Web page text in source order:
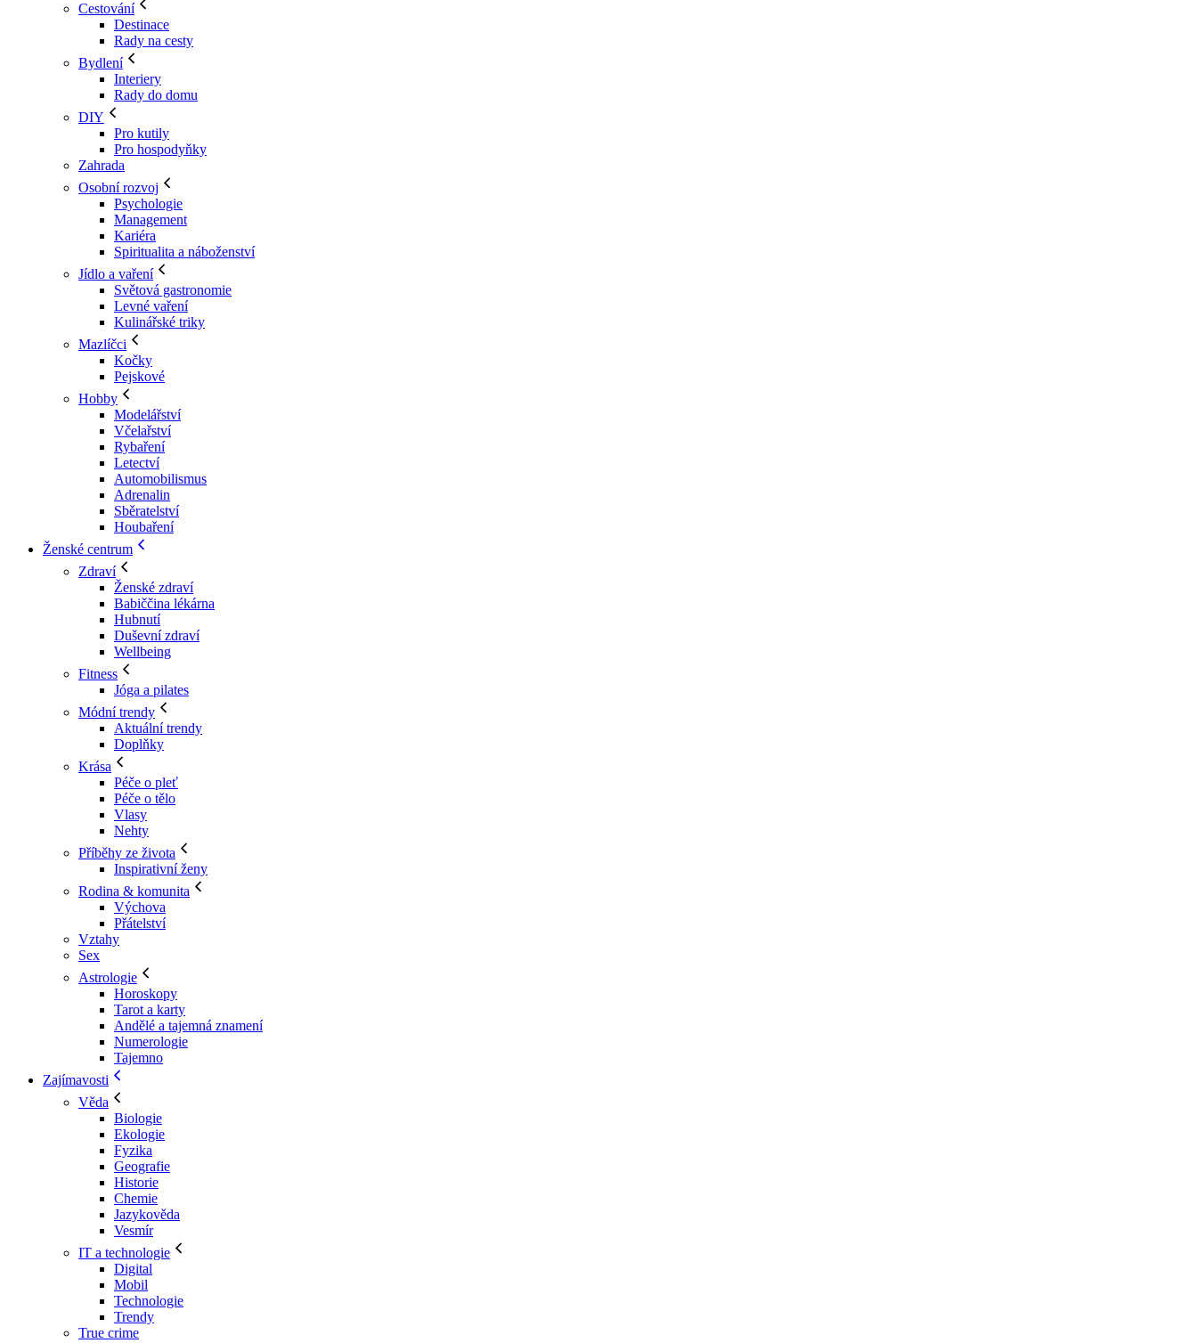
Cestování
Destinace
Rady na cesty
Bydlení
Interiery
Rady do domu
DIY
Pro kutily
Pro hospodyňky
Zahrada
Osobní rozvoj
Psychologie
Management
Kariéra
Spiritualita a náboženství
Jídlo a vaření
Světová gastronomie
Levné vaření
Kulinářské triky
Mazlíčci
Kočky
Pejskové
Hobby
Modelářství
Včelařství
Rybaření
Letectví
Automobilismus
Adrenalin
Sběratelství
Houbaření
Ženské centrum
Zdraví
Ženské zdraví
Babiččina lékárna
Hubnutí
Duševní zdraví
Wellbeing
Fitness
Jóga a pilates
Módní trendy
Aktuální trendy
Doplňky
Krása
Péče o pleť
Péče o tělo
Vlasy
Nehty
Příběhy ze života
Inspirativní ženy
Rodina & komunita
Výchova
Přátelství
Vztahy
Sex
Astrologie
Horoskopy
Tarot a karty
Andělé a tajemná znamení
Numerologie
Tajemno
Zajímavosti
Věda
Biologie
Ekologie
Fyzika
Geografie
Historie
Chemie
Jazykověda
Vesmír
IT a technologie
Digital
Mobil
Technologie
Trendy
True crime